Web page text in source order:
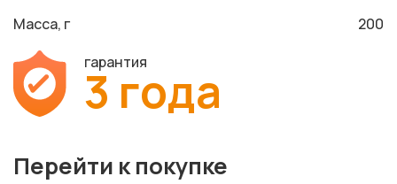
Масса, г
200
гарантия
3 года
Перейти к покупке